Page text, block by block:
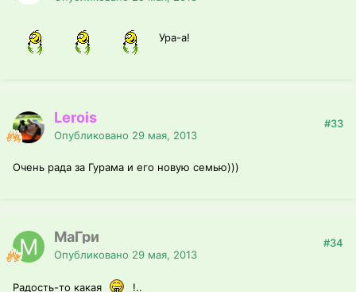
Ура-а!
Lerois
Опубликовано 29 мая, 2013
#33
Очень рада за Гурама и его новую семью)))
МаГри
Опубликовано 29 мая, 2013
#34
Радость-то какая !..